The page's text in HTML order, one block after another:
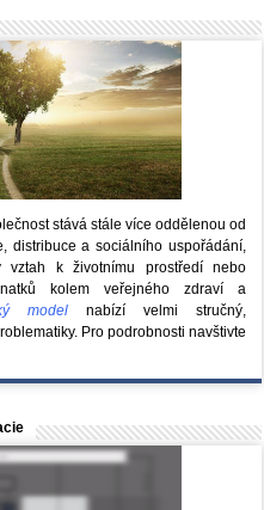
stává stále více oddělenou od
distribuce a sociálního uspořádání,
k životnímu prostředí nebo
kolem veřejného zdraví a
model nabízí velmi stručný,
Pro podrobnosti navštivte